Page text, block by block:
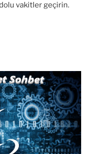
vakitler geçirin.